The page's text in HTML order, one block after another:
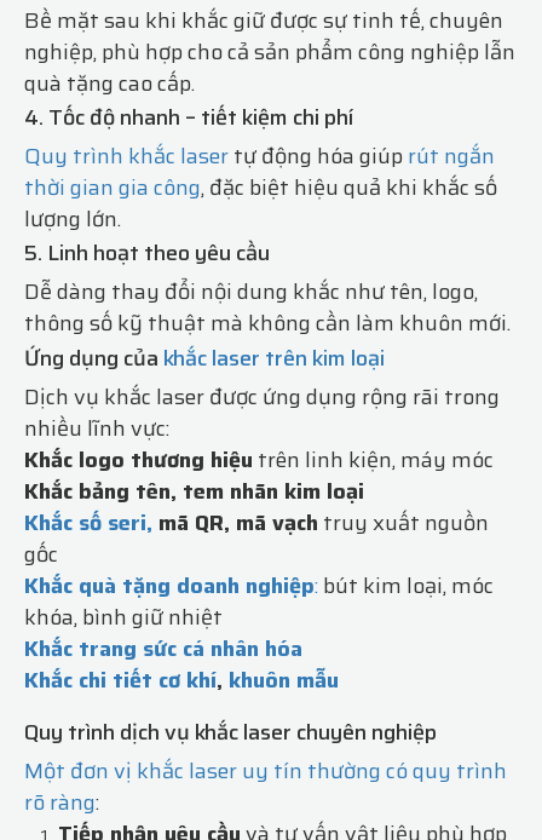
Bề mặt sau khi khắc giữ được sự tinh tế, chuyên
nghiệp, phù hợp cho cả sản phẩm công nghiệp lẫn
quà tặng cao cấp.
4. Tốc độ nhanh – tiết kiệm chi phí
Quy trình khắc lasertự động hóa giúp rút ngắn
thời gian gia công, đặc biệt hiệu quả khi khắc số
lượng lớn.
5. Linh hoạt theo yêu cầu
Dễ dàng thay đổi nội dung khắc như tên, logo,
thông số kỹ thuật mà không cần làm khuôn mới.
Ứng dụng của khắc laser trên kim loại
Dịch vụ khắc laser được ứng dụng rộng rãi trong
nhiều lĩnh vực:
Khắc logo thương hiệu trên linh kiện, máy móc
Khắc bảng tên, tem nhãn kim loại
Khắc số seri, mã QR, mã vạch truy xuất nguồn
gốc
Khắc quà tặng doanh nghiệp:bút kim loại, móc
khóa, bình giữ nhiệt
Khắc trang sức cá nhân hóa
Khắc chi tiết cơ khí, khuôn mẫu
Quy trình dịch vụ khắc laser chuyên nghiệp
Một đơn vị khắc laser uy tín thường có quy trình
rõ ràng: